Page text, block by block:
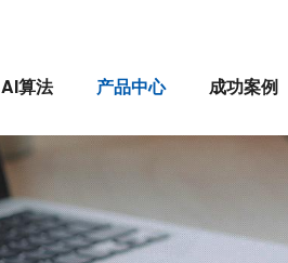
AI算法 产品中心 成功案例